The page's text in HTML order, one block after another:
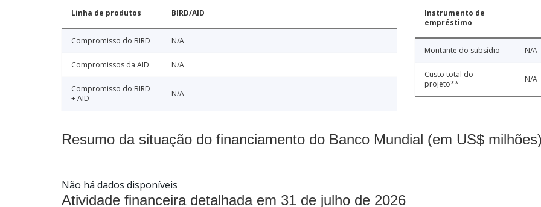
Linha de produtos BIRD/AID
Compromisso do BIRD N/A
Compromissos da AID N/A
Compromisso do BIRD
+ AID
N/A
Instrumento de
empréstimo
Montante do subsídio N/A
Custo total do
projeto**
N/A
Resumo da situação do financiamento do Banco Mundial (em US$
Não há dados disponíveis
Atividade financeira detalhada em 31 de julho de 2026